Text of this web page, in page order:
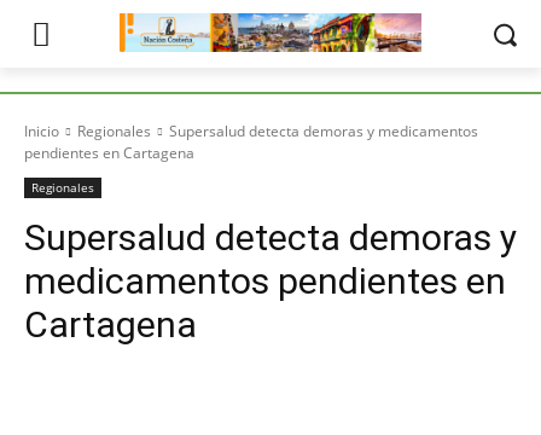
Inicio Regionales
Supersalud detecta demoras y medicamentos
pendientes en Cartagena
Regionales
Supersalud detecta demoras y
medicamentos pendientes en
Cartagena